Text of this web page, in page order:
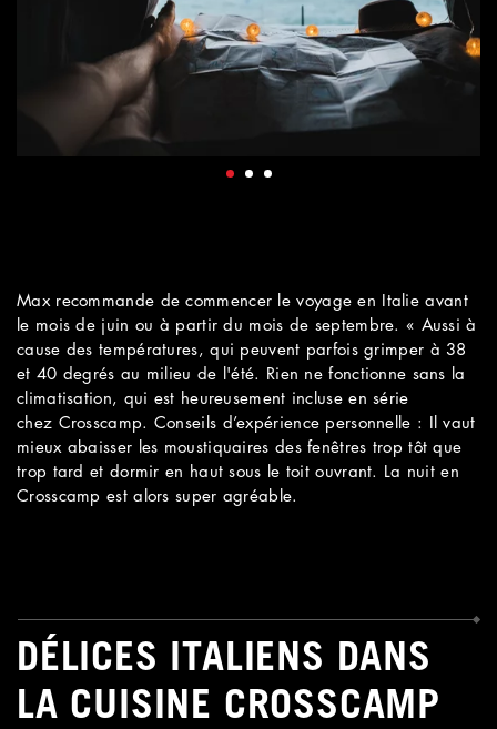
Max recommande de commencer le voyage en Italie avant
le mois de juin ou à partir du mois de septembre. « Aussi à
cause des températures, qui peuvent parfois grimper à 38
et 40 degrés au milieu de l'été. Rien ne fonctionne sans la
climatisation, qui est heureusement incluse en série
chez Crosscamp. Conseils d’expérience personnelle : Il vaut
mieux abaisser les moustiquaires des fenêtres trop tôt que
trop tard et dormir en haut sous le toit ouvrant. La nuit en
Crosscamp est alors super agréable.
DÉLICES ITALIENS DANS
LA CUISINE CROSSCAMP